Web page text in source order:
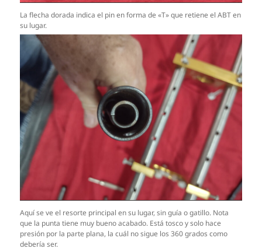
La flecha dorada indica el pin en forma de «T» que retiene el ABT en
su lugar.
Aquí se ve el resorte principal en su lugar, sin guía o gatillo. Nota
que la punta tiene muy bueno acabado. Está tosco y solo hace
presión por la parte plana, la cuál no sigue los 360 grados como
debería ser.